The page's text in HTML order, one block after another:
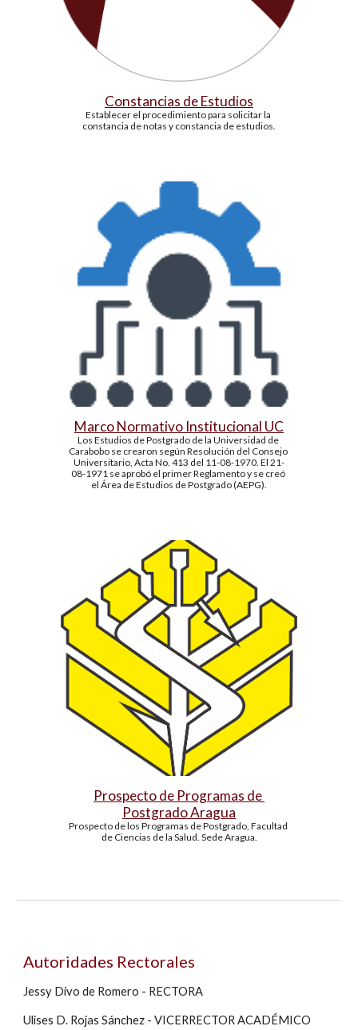
Constancias de Estudios
Establecer el procedimiento para solicitar la
constancia de notas y constancia de estudios.
Marco Normativo Institucional UC
Los Estudios de Postgrado de la Universidad de
Carabobo se crearon según Resolución del Consejo
Universitario, Acta No. 413 del 11-08-1970. El 21-
08-1971 se aprobó el primer Reglamento y se creó
el Área de Estudios de Postgrado (AEPG).
Prospecto de Programas de
Postgrado Aragua
Prospecto de los Programas de Postgrado, Facultad
de Ciencias de la Salud. Sede Aragua.
Autoridades Rectorales
Jessy Divo de Romero - RECTORA
Ulises D. Rojas Sánchez - VICERRECTOR ACADÉMICO